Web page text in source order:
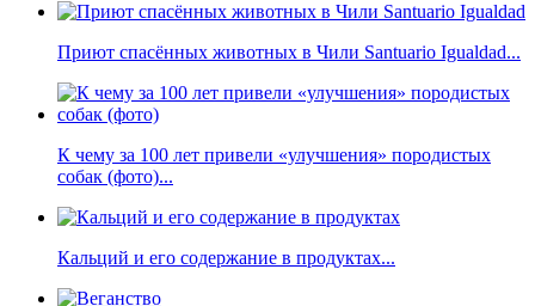
Приют спасённых животных в Чили Santuario Igualdad...
К чему за 100 лет привели «улучшения» породистых
собак (фото)...
Кальций и его содержание в продуктах...